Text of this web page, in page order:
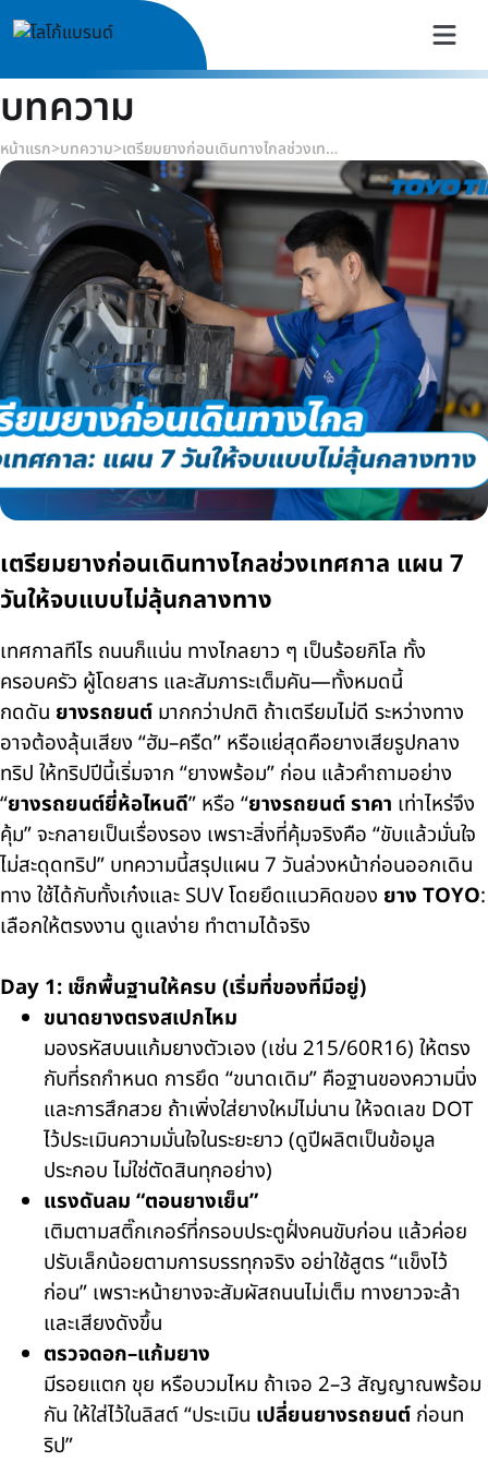
บทความ
หน้าแรก>บทความ> เตรียมยางก่อนเดินทางไกลช่วงเทศกาล แผน 7 วันให้จบแบบไม่ลุ้นกลางทาง
เตรียมยางก่อนเดินทางไกลช่วงเทศกาล แผน 7
วันให้จบแบบไม่ลุ้นกลางทาง
เทศกาลทีไร ถนนก็แน่น ทางไกลยาว ๆ เป็นร้อยกิโล ทั้ง
ครอบครัว ผู้โดยสาร และสัมภาระเต็มคัน—ทั้งหมดนี้
กดดัน ยางรถยนต์ มากกว่าปกติ ถ้าเตรียมไม่ดี ระหว่างทาง
อาจต้องลุ้นเสียง “ฮัม–ครืด” หรือแย่สุดคือยางเสียรูปกลาง
ทริป ให้ทริปปีนี้เริ่มจาก “ยางพร้อม” ก่อน แล้วคำถามอย่าง
“ยางรถยนต์ยี่ห้อไหนดี” หรือ “ยางรถยนต์ ราคา เท่าไหร่จึง
คุ้ม” จะกลายเป็นเรื่องรอง เพราะสิ่งที่คุ้มจริงคือ “ขับแล้วมั่นใจ
ไม่สะดุดทริป” บทความนี้สรุปแผน 7 วันล่วงหน้าก่อนออกเดิน
ทาง ใช้ได้กับทั้งเก๋งและ SUV โดยยึดแนวคิดของ ยาง TOYO:
เลือกให้ตรงงาน ดูแลง่าย ทำตามได้จริง
Day 1: เช็กพื้นฐานให้ครบ (เริ่มที่ของที่มีอยู่)
ขนาดยางตรงสเปกไหม
มองรหัสบนแก้มยางตัวเอง (เช่น 215/60R16) ให้ตรง
กับที่รถกำหนด การยึด “ขนาดเดิม” คือฐานของความนิ่ง
และการสึกสวย ถ้าเพิ่งใส่ยางใหม่ไม่นาน ให้จดเลข DOT
ไว้ประเมินความมั่นใจในระยะยาว (ดูปีผลิตเป็นข้อมูล
ประกอบ ไม่ใช่ตัดสินทุกอย่าง)
แรงดันลม “ตอนยางเย็น”
เติมตามสติ๊กเกอร์ที่กรอบประตูฝั่งคนขับก่อน แล้วค่อย
ปรับเล็กน้อยตามการบรรทุกจริง อย่าใช้สูตร “แข็งไว้
ก่อน” เพราะหน้ายางจะสัมผัสถนนไม่เต็ม ทางยาวจะล้า
และเสียงดังขึ้น
ตรวจดอก–แก้มยาง
มีรอยแตก ขุย หรือบวมไหม ถ้าเจอ 2–3 สัญญาณพร้อม
กัน ให้ใส่ไว้ในลิสต์ “ประเมิน เปลี่ยนยางรถยนต์ ก่อนท
ริป”